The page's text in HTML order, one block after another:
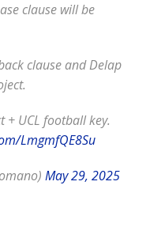
clause will be
clause and Delap
+ UCL football key.
LmgmfQE8Su
May 29, 2025